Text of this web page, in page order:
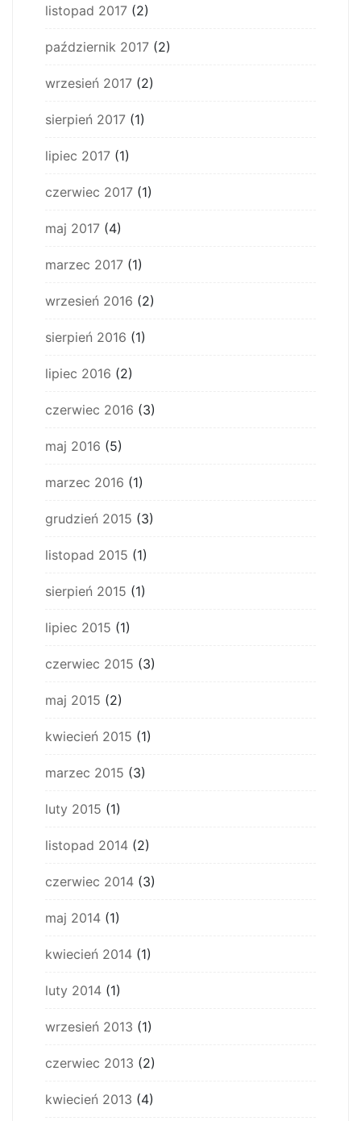
listopad 2017 (2)
październik 2017 (2)
wrzesień 2017 (2)
sierpień 2017 (1)
lipiec 2017 (1)
czerwiec 2017 (1)
maj 2017 (4)
marzec 2017 (1)
wrzesień 2016 (2)
sierpień 2016 (1)
lipiec 2016 (2)
czerwiec 2016 (3)
maj 2016 (5)
marzec 2016 (1)
grudzień 2015 (3)
listopad 2015 (1)
sierpień 2015 (1)
lipiec 2015 (1)
czerwiec 2015 (3)
maj 2015 (2)
kwiecień 2015 (1)
marzec 2015 (3)
luty 2015 (1)
listopad 2014 (2)
czerwiec 2014 (3)
maj 2014 (1)
kwiecień 2014 (1)
luty 2014 (1)
wrzesień 2013 (1)
czerwiec 2013 (2)
kwiecień 2013 (4)